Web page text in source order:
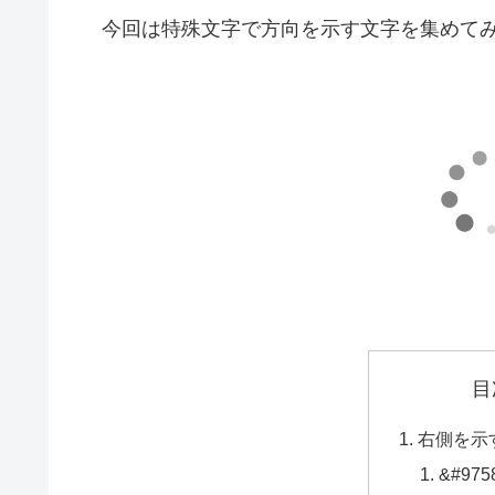
今回は特殊文字で方向を示す文字を集めてみ
右側を示